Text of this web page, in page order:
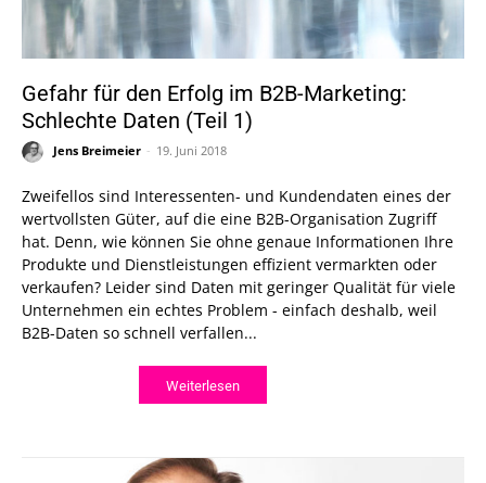
Gefahr für den Erfolg im B2B-Marketing:
Schlechte Daten (Teil 1)
Jens Breimeier - 19. Juni 2018
Zweifellos sind Interessenten- und Kundendaten eines der
wertvollsten Güter, auf die eine B2B-Organisation Zugriff
hat. Denn, wie können Sie ohne genaue Informationen Ihre
Produkte und Dienstleistungen effizient vermarkten oder
verkaufen? Leider sind Daten mit geringer Qualität für viele
Unternehmen ein echtes Problem - einfach deshalb, weil
B2B-Daten so schnell verfallen...
Weiterlesen